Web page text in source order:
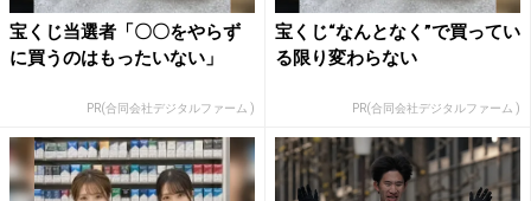
宝くじ当選者「〇〇をやらず
に買うのはもったいない」
PR(合同会社デジタルファーム )
宝くじ“なんとなく”で買ってい
る限り変わらない
PR(合同会社デジタルファーム )